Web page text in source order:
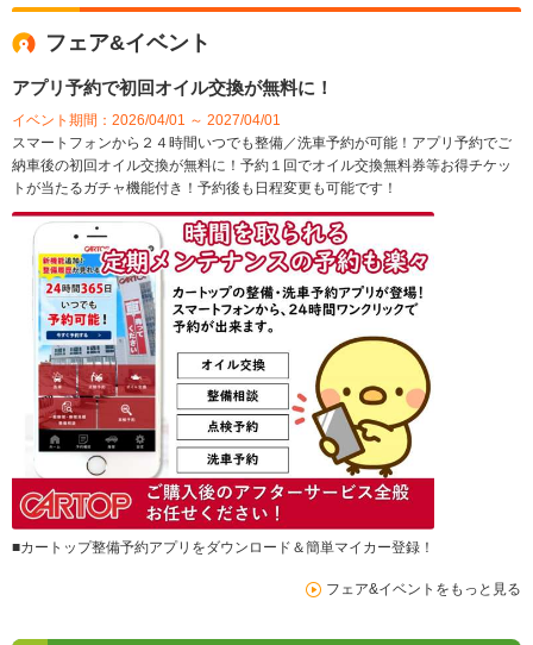
フェア&イベント
アプリ予約で初回オイル交換が無料に！
イベント期間：2026/04/01 ～ 2027/04/01
スマートフォンから２４時間いつでも整備／洗車予約が可能！アプリ予約でご
納車後の初回オイル交換が無料に！予約１回でオイル交換無料券等お得チケッ
トが当たるガチャ機能付き！予約後も日程変更も可能です！
■カートップ整備予約アプリをダウンロード＆簡単マイカー登録！
フェア&イベントをもっと見る